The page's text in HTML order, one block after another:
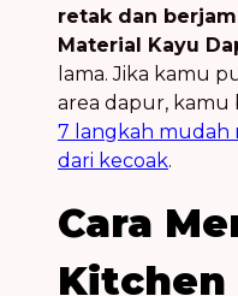
retak dan
Material Kayu
lama. Jika kamu
area dapur, kamu
7 langkah mudah
dari kecoak.
Cara
Kitchen